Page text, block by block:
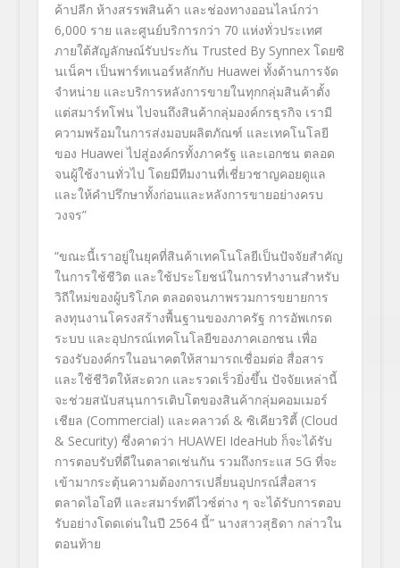
ค้าปลีก ห้างสรรพสินค้า และช่องทางออนไลน์กว่า
6,000 ราย และศูนย์บริการกว่า 70 แห่งทั่วประเทศ
ภายใต้สัญลักษณ์รับประกัน Trusted By Synnex โดยซิ
นเน็คฯ เป็นพาร์ทเนอร์หลักกับ Huawei ทั้งด้านการจัด
จำหน่าย และบริการหลังการขายในทุกกลุ่มสินค้าตั้ง
แต่สมาร์ทโฟน ไปจนถึงสินค้ากลุ่มองค์กรธุรกิจ เรามี
ความพร้อมในการส่งมอบผลิตภัณฑ์ และเทคโนโลยี
ของ Huaweiไปสู่องค์กรทั้งภาครัฐ และเอกชน ตลอด
จนผู้ใช้งานทั่วไป โดยมีทีมงานที่เชี่ยวชาญคอยดูแล
และให้คำปรึกษาทั้งก่อนและหลังการขายอย่างครบ
วงจร”
“ขณะนี้เราอยู่ในยุคที่สินค้าเทคโนโลยีเป็นปัจจัยสำคัญ
ในการใช้ชีวิต และใช้ประโยชน์ในการทำงานสำหรับ
วิถีใหม่ของผู้บริโภค ตลอดจนภาพรวมการขยายการ
ลงทุนงานโครงสร้างพื้นฐานของภาครัฐ การอัพเกรด
ระบบ และอุปกรณ์เทคโนโลยีของภาคเอกชน เพื่อ
รองรับองค์กรในอนาคตให้สามารถเชื่อมต่อ สื่อสาร
และใช้ชีวิตให้สะดวก และรวดเร็วยิ่งขึ้น ปัจจัยเหล่านี้
จะช่วยสนับสนุนการเติบโตของสินค้ากลุ่มคอมเมอร์
เชียล (Commercial)​ และคลาวด์ & ซิเคียวริตี้ (Cloud
& Security) ซึ่งคาดว่า HUAWEI IdeaHub ก็จะได้รับ
การตอบรับที่ดีในตลาดเช่นกัน รวมถึงกระแส 5G ที่จะ
เข้ามากระตุ้นความต้องการเปลี่ยนอุปกรณ์สื่อสาร
ตลาดไอโอที และสมาร์ทดีไวซ์ต่าง ๆ จะได้รับการตอบ
รับอย่างโดดเด่นในปี 2564นี้” นางสาวสุธิดา กล่าวใน
ตอนท้าย